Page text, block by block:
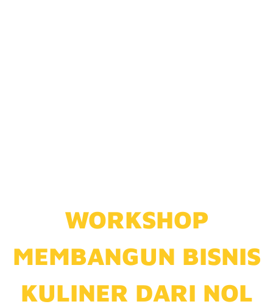
WORKSHOP
MEMBANGUN BISNIS
KULINER DARI NOL